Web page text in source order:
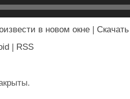
в новом окне | Скачать
| RSS